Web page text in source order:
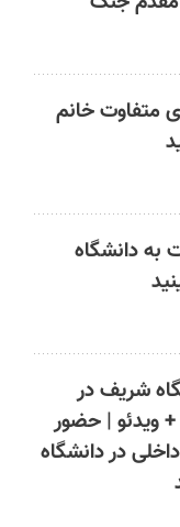
متفاوت خانم
دانشگاه
شریف در
ویدئو | حضور
در دانشگاه